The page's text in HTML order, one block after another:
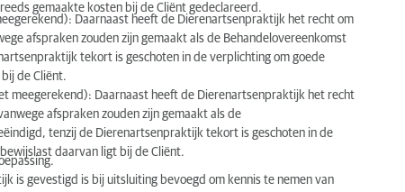
gemaakte kosten bij de Cliënt gedeclareerd.
Daarnaast heeft de Dierenartsenpraktijk het recht om
afspraken zouden zijn gemaakt als de Behandelovereenkomst
tekort is geschoten in de verplichting om goede
de Cliënt.
meegerekend): Daarnaast heeft de Dierenartsenpraktijk het recht
afspraken zouden zijn gemaakt als de
tenzij de Dierenartsenpraktijk tekort is geschoten in de
daarvan ligt bij de Cliënt.
is gevestigd is bij uitsluiting bevoegd om kennis te nemen van